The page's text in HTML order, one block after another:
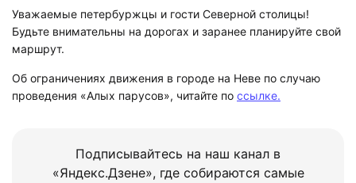
Уважаемые петербуржцы и гости Северной столицы!
Будьте внимательны на дорогах и заранее планируйте свой
маршрут.
Об ограничениях движения в городе на Неве по случаю
проведения «Алых парусов», читайте по ссылке.
Подписывайтесь на наш канал в
«Яндекс.Дзене», где собираются самые